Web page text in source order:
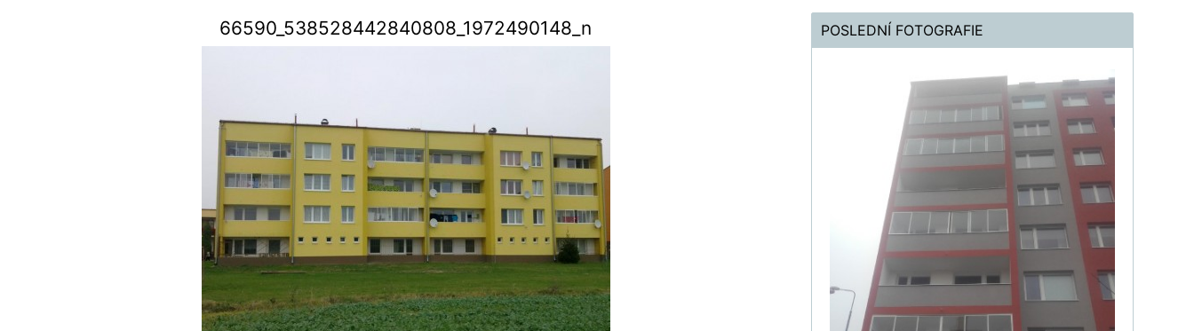
66590_538528442840808_1972490148_n POSLEDNÍ FOTOGRAFIE